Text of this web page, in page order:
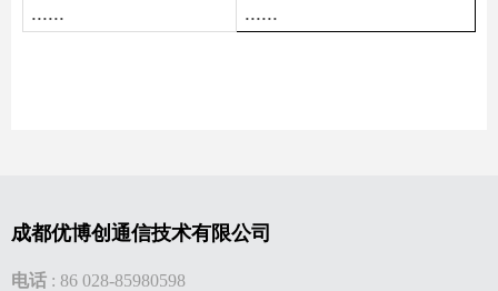
...... ......
成都优博创通信技术有限公司
电话 : 86 028-85980598